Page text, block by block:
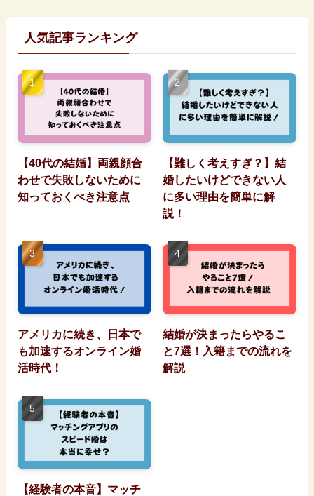
人気記事ランキング
【40代の結婚】両親顔合
わせで失敗しないために
知っておくべき注意点
【難しく考えすぎ？】結
婚したいけどできない人
に多い理由を簡単に解
説！
アメリカに続き、日本で
も加速するオンライン婚
活時代！
結婚が決まったらやるこ
と7選！入籍までの流れを
解説
【経験者の本音】マッチ